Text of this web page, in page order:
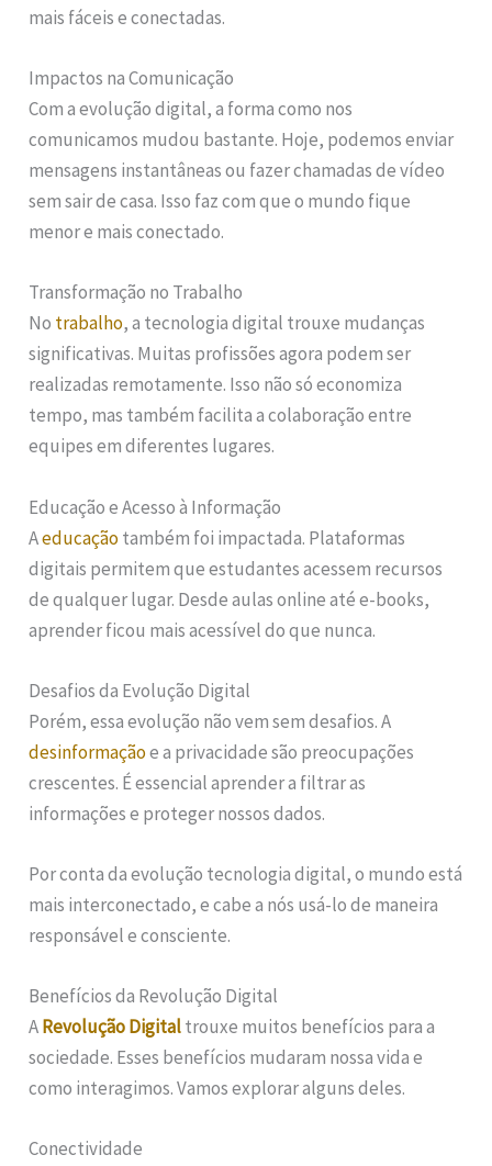
mais fáceis e conectadas.
Impactos na Comunicação
Com a evolução digital, a forma como nos
comunicamos mudou bastante. Hoje, podemos enviar
mensagens instantâneas ou fazer chamadas de vídeo
sem sair de casa. Isso faz com que o mundo fique
menor e mais conectado.
Transformação no Trabalho
No trabalho, a tecnologia digital trouxe mudanças
significativas. Muitas profissões agora podem ser
realizadas remotamente. Isso não só economiza
tempo, mas também facilita a colaboração entre
equipes em diferentes lugares.
Educação e Acesso à Informação
Aeducaçãotambém foi impactada. Plataformas
digitais permitem que estudantes acessem recursos
de qualquer lugar. Desde aulas online até e-books,
aprender ficou mais acessível do que nunca.
Desafios da Evolução Digital
Porém, essa evolução não vem sem desafios. A
desinformaçãoe a privacidade são preocupações
crescentes. É essencial aprender a filtrar as
informações e proteger nossos dados.
Por conta da evolução tecnologia digital, o mundo está
mais interconectado, e cabe a nós usá-lo de maneira
responsável e consciente.
Benefícios da Revolução Digital
ARevolução Digitaltrouxe muitos benefícios para a
sociedade. Esses benefícios mudaram nossa vida e
como interagimos. Vamos explorar alguns deles.
Conectividade